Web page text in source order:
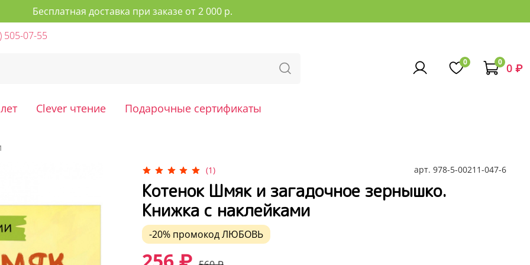
Бесплатная доставка при заказе от 2 000 р.
505-07-55
0 0 0 ₽
Clever чтение Подарочные сертификаты
(1) арт. 978-5-00211-047-6
Котенок Шмяк и загадочное зернышко.
Книжка с наклейками
-20% промокодЛЮБОВЬ